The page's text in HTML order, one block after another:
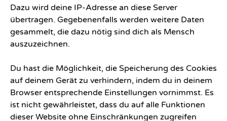
Dazu wird deine IP-Adresse an diese Server
übertragen. Gegebenenfalls werden weitere Daten
gesammelt, die dazu nötig sind dich als Mensch
auszuzeichnen.
Du hast die Möglichkeit, die Speicherung des Cookies
auf deinem Gerät zu verhindern, indem du in deinem
Browser entsprechende Einstellungen vornimmst. Es
ist nicht gewährleistet, dass du auf alle Funktionen
dieser Website ohne Einschränkungen zugreifen